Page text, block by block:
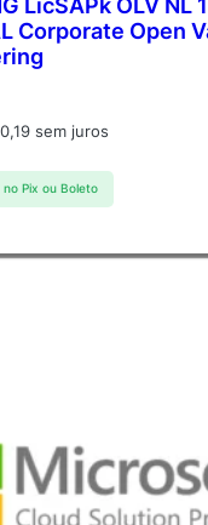
LicSAPk OLV NL
Corporate Open
sem juros
no Pix ou Boleto